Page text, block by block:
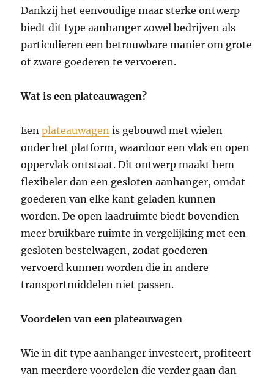
Dankzij het eenvoudige maar sterke ontwerp
biedt dit type aanhanger zowel bedrijven als
particulieren een betrouwbare manier om grote
of zware goederen te vervoeren.
Wat is een plateauwagen?
Eenplateauwagen is gebouwd met wielen
onder het platform, waardoor een vlak en open
oppervlak ontstaat. Dit ontwerp maakt hem
flexibeler dan een gesloten aanhanger, omdat
goederen van elke kant geladen kunnen
worden. De open laadruimte biedt bovendien
meer bruikbare ruimte in vergelijking met een
gesloten bestelwagen, zodat goederen
vervoerd kunnen worden die in andere
transportmiddelen niet passen.
Voordelen van een plateauwagen
Wie in dit type aanhanger investeert, profiteert
van meerdere voordelen die verder gaan dan